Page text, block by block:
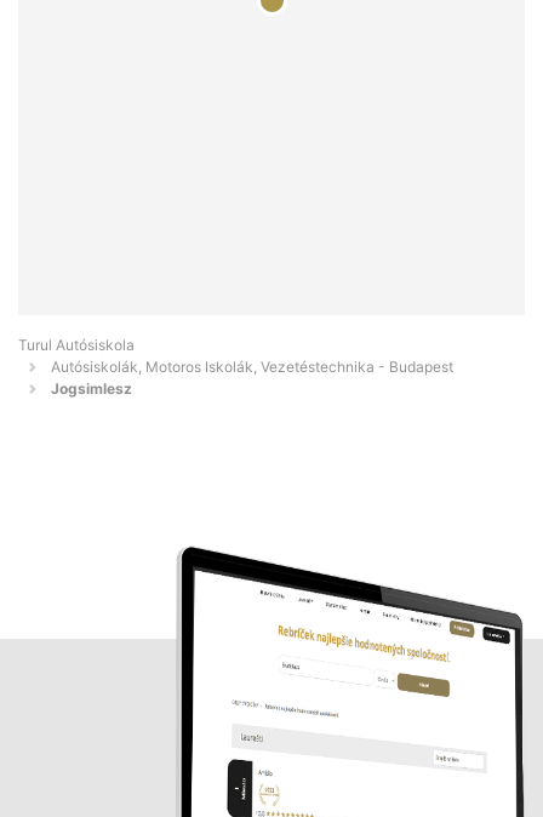
Turul Autósiskola
Autósiskolák, Motoros Iskolák, Vezetéstechnika - Budapest
Jogsimlesz